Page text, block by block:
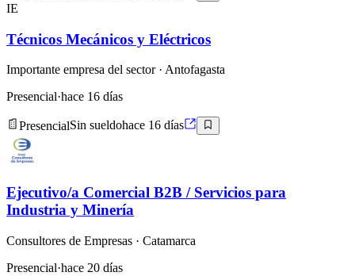
IE
Técnicos Mecánicos y Eléctricos
Importante empresa del sector· Antofagasta
Presencial·hace 16 días
PresencialSin sueldohace 16 días
Ejecutivo/a Comercial B2B / Servicios para
Industria y Minería
Consultores de Empresas · Catamarca
Presencial·hace 20 días